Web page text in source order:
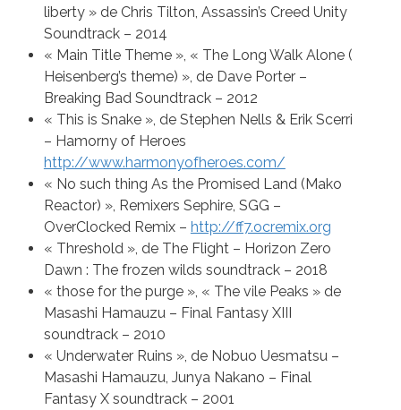
liberty » de Chris Tilton, Assassin’s Creed Unity
Soundtrack – 2014
« Main Title Theme », « The Long Walk Alone (
Heisenberg’s theme) », de Dave Porter –
Breaking Bad Soundtrack – 2012
« This is Snake », de Stephen Nells & Erik Scerri
– Hamorny of Heroes
http://www.harmonyofheroes.com/
« No such thing As the Promised Land (Mako
Reactor) », Remixers Sephire, SGG –
OverClocked Remix – http://ff7.ocremix.org
« Threshold », de The Flight – Horizon Zero
Dawn : The frozen wilds soundtrack – 2018
« those for the purge », « The vile Peaks » de
Masashi Hamauzu – Final Fantasy XIII
soundtrack – 2010
« Underwater Ruins », de Nobuo Uesmatsu –
Masashi Hamauzu, Junya Nakano – Final
Fantasy X soundtrack – 2001